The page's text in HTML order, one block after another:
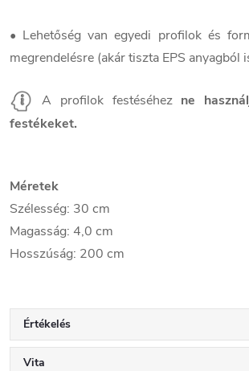
• Lehetőség van egyedi profilok és
megrendelésre (akár tiszta EPS anyagból
A profilok festéséhez ne
festékeket.
Méretek
Szélesség: 30 cm
Magasság: 4,0 cm
Hosszúság: 200 cm
Értékelés
Vita